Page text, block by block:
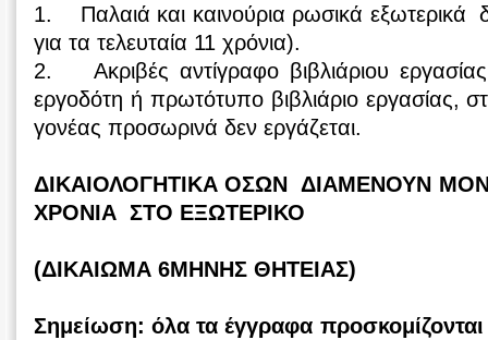
1. Παλαιά και καινούρια ρωσικά εξωτερικά
για τα τελευταία 11 χρόνια).
2. Ακριβές αντίγραφο βιβλιάριου
εργοδότη ή πρωτότυπο βιβλιάριο εργασίας,
γονέας προσωρινά δεν εργάζεται.
ΔΙΚΑΙΟΛΟΓΗΤΙΚΑ ΟΣΩΝ ΔΙΑΜΕΝΟΥΝ
ΧΡΟΝΙΑ ΣΤΟ ΕΞΩΤΕΡΙΚΟ
(ΔΙΚΑΙΩΜΑ 6ΜΗΝΗΣ ΘΗΤΕΙΑΣ)
Σημείωση: όλα τα έγγραφα